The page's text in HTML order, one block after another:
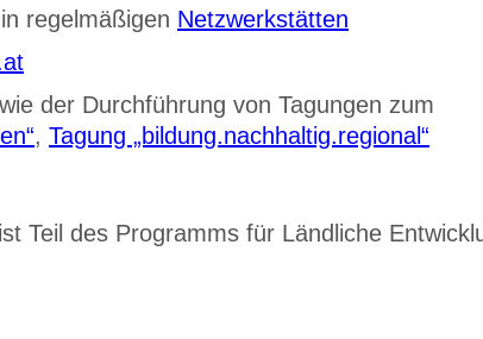
regelmäßigen Netzwerkstätten
der Durchführung von Tagungen zum
, Tagung „bildung.nachhaltig.regional“
Teil des Programms für Ländliche